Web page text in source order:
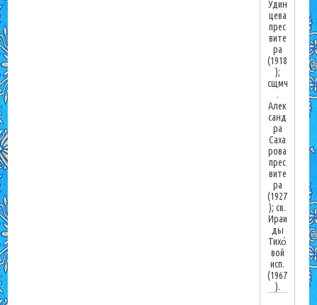
Удин
цева
прес
вите
ра
(1918
);
сщмч
.
Алек
санд
ра
Саха
рова
прес
вите
ра
(1927
); св.
Ираи
ды
Тихо́
вой
исп.
(1967
).